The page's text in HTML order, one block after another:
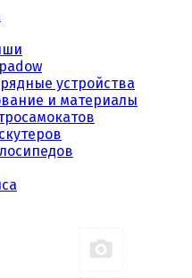
устройства
и материалы